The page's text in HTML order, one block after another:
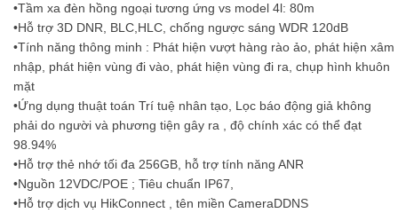
•Tầm xa đèn hồng ngoại tương ứng vs model 4l: 80m
•Hỗ trợ 3D DNR, BLC,HLC, chống ngược sáng WDR 120dB
•Tính năng thông minh : Phát hiện vượt hàng rào ảo, phát hiện xâm
nhập, phát hiện vùng đi vào, phát hiện vùng đi ra, chụp hình khuôn
mặt
•Ứng dụng thuật toán Trí tuệ nhân tạo, Lọc báo động giả không
phải do người và phương tiện gây ra , độ chính xác có thể đạt
98.94%
•Hỗ trợ thẻ nhớ tối đa 256GB, hỗ trợ tính năng ANR
•Nguồn 12VDC/POE ; Tiêu chuẩn IP67,
•Hỗ trợ dịch vụ HikConnect , tên miền CameraDDNS